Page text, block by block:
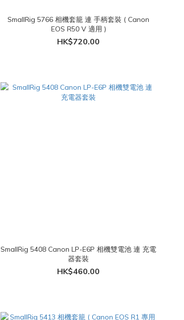
SmallRig 5766 相機套籠 連 手柄套裝 ( Canon
EOS R50 V 適用 )
HK$720.00
SmallRig 5408 Canon LP-E6P 相機雙電池 連 充電
器套裝
HK$460.00